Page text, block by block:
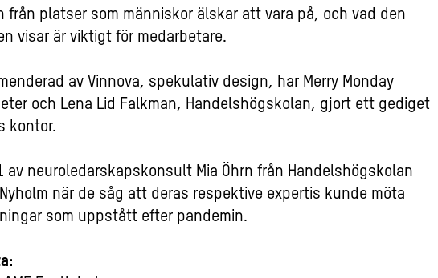
från platser som människor älskar att vara på, och vad den
visar är viktigt för medarbetare.
av Vinnova, spekulativ design, har Merry Monday
och Lena Lid Falkman, Handelshögskolan, gjort ett gediget
kontor.
av neuroledarskapskonsult Mia Öhrn från Handelshögskolan
när de såg att deras respektive expertis kunde möta
som uppstått efter pandemin.